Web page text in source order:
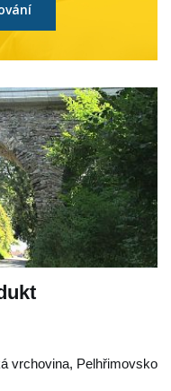
vrchovina, Pelhřimovsko